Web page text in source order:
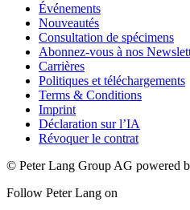
Événements
Nouveautés
Consultation de spécimens
Abonnez-vous à nos
Carrières
Politiques et téléchargements
Terms & Conditions
Imprint
Déclaration sur l’IA
Révoquer le contrat
© Peter Lang Group AG powered
Follow Peter Lang on